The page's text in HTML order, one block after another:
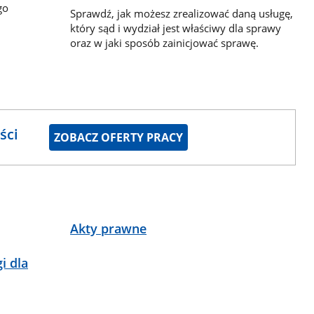
Sprawdź, jak możesz zrealizować daną usługę,
który sąd i wydział jest właściwy dla sprawy
oraz w jaki sposób zainicjować sprawę.
ZOBACZ OFERTY PRACY
Akty prawne
dla